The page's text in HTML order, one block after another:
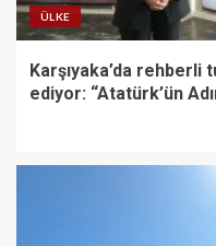
ÜLKE
Karşıyaka’da
ediyor: “Atatürk’ün